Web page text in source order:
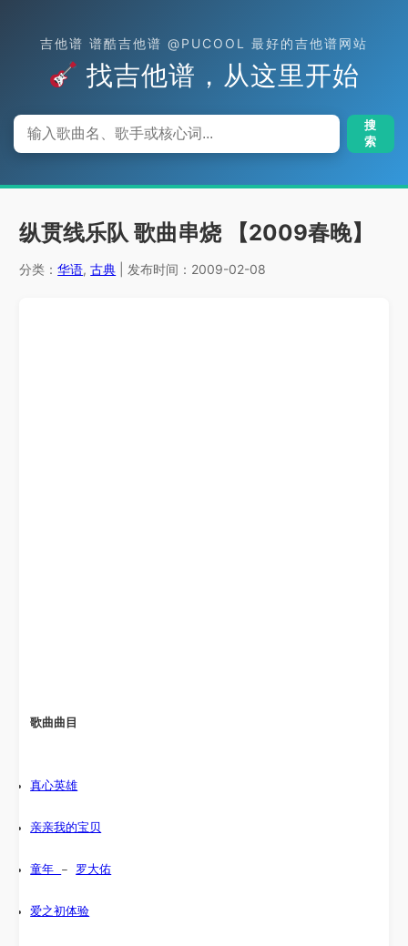
吉他谱 谱酷吉他谱 @PUCOOL 最好的吉他谱网站
找吉他谱，从这里开始
搜
索
纵贯线乐队 歌曲串烧 【2009春晚】
分类：华语,古典 | 发布时间：2009-02-08
歌曲曲目
真心英雄
亲亲我的宝贝
童年 – 罗大佑
爱之初体验